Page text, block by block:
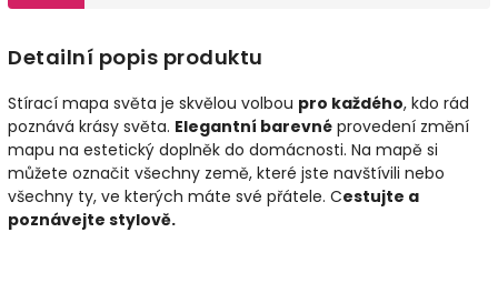
Detailní popis produktu
Stírací mapa světa je skvělou volbou pro každého, kdo rád
poznává krásy světa. Elegantní barevné provedení změní
mapu na estetický doplněk do domácnosti. Na mapě si
můžete označit všechny země, které jste navštívili nebo
všechny ty, ve kterých máte své přátele. Cestujte a
poznávejte stylově.